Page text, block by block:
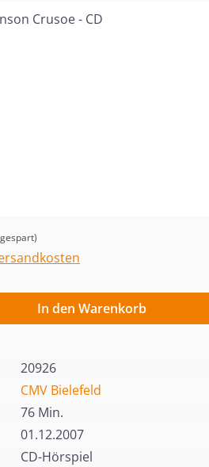
den gewünschten
In den Warenkorb
20926
CMV Bielefeld
76 Min.
01.12.2007
CD-Hörspiel